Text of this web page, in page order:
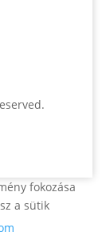
fokozása
a sütik